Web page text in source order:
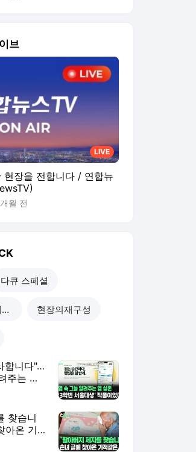
브
LIVE
장을 전합니다 / 연합뉴
월 전
다큐 스페셜
찾아라! 성공 레시피 현장의재구성
합니다"…
주는 앱
찾습니
아온 기
스]